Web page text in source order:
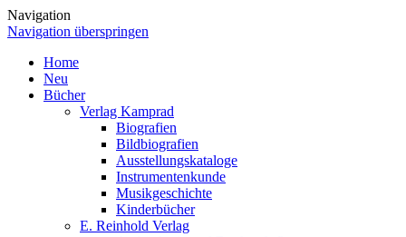
Navigation
Navigation überspringen
Home
Neu
Bücher
Verlag Kamprad
Biografien
Bildbiografien
Ausstellungskataloge
Instrumentenkunde
Musikgeschichte
Kinderbücher
E. Reinhold Verlag